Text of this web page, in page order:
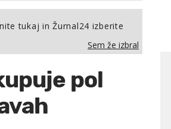
tukaj in Žurnal24 izberite
Sem že izbral
pol